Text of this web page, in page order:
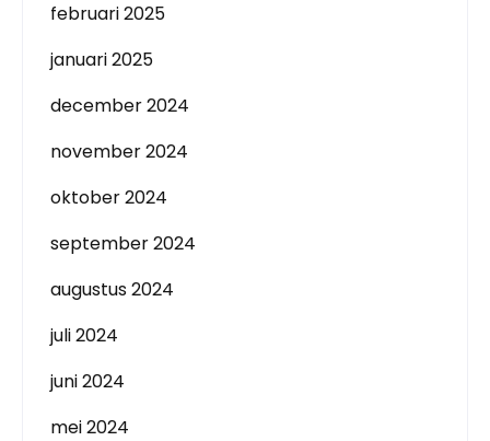
februari 2025
januari 2025
december 2024
november 2024
oktober 2024
september 2024
augustus 2024
juli 2024
juni 2024
mei 2024